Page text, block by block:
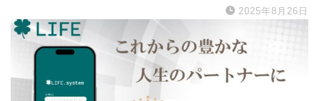
2025年8月26日